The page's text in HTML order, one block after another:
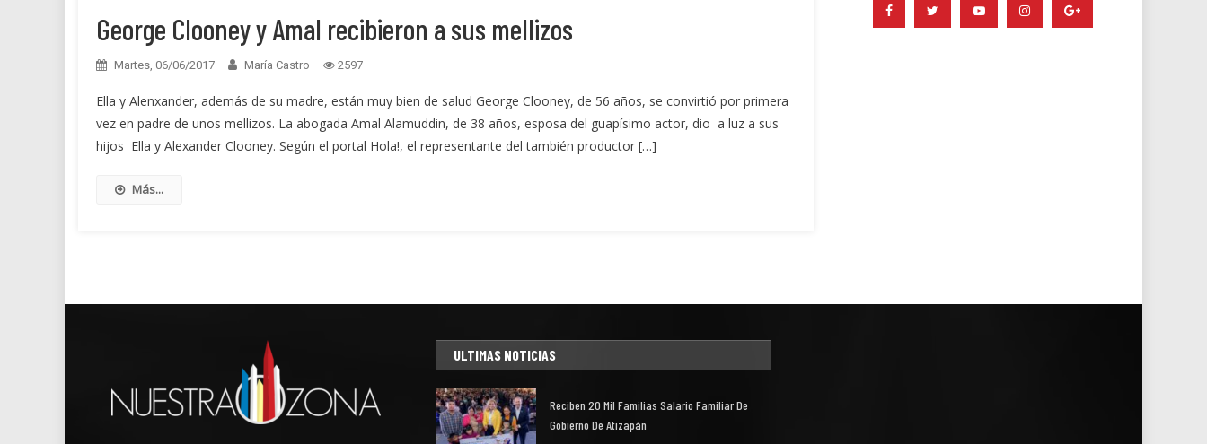
George Clooney y Amal recibieron a sus mellizos
Martes, 06/06/2017 María Castro 2597
Ella y Alenxander, además de su madre, están muy bien de salud George Clooney, de 56 años, se convirtió por primera
vez en padre de unos mellizos. La abogada Amal Alamuddin, de 38 años, esposa del guapísimo actor, dio a luz a sus
hijos Ella y Alexander Clooney. Según el portal Hola!, el representante del también productor […]
Más...
ULTIMAS NOTICIAS
Reciben 20 Mil Familias Salario Familiar De
Gobierno De Atizapán